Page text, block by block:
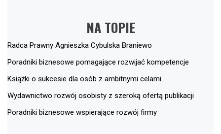
NA TOPIE
Radca Prawny Agnieszka Cybulska Braniewo
Poradniki biznesowe pomagające rozwijać kompetencje
Książki o sukcesie dla osób z ambitnymi celami
Wydawnictwo rozwój osobisty z szeroką ofertą publikacji
Poradniki biznesowe wspierające rozwój firmy